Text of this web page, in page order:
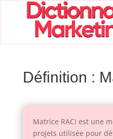
Définition :
Matrice RACI est une
projets utilisée pour